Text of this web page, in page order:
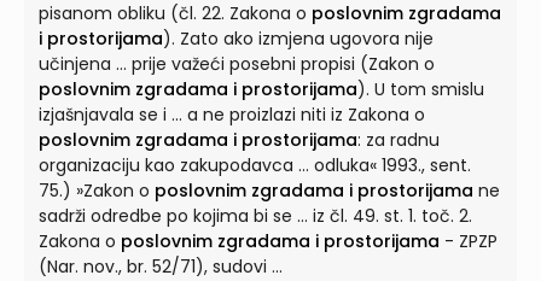
pisanom obliku (čl. 22. Zakona o poslovnim zgradama
i prostorijama). Zato ako izmjena ugovora nije
učinjena ... prije važeći posebni propisi (Zakon o
poslovnim zgradama i prostorijama). U tom smislu
izjašnjavala se i ... a ne proizlazi niti iz Zakona o
poslovnim zgradama i prostorijama: za radnu
organizaciju kao zakupodavca ... odluka« 1993., sent.
75.) »Zakon o poslovnim zgradama i prostorijama ne
sadrži odredbe po kojima bi se ... iz čl. 49. st. 1. toč. 2.
Zakona o poslovnim zgradama i prostorijama - ZPZP
(Nar. nov., br. 52/71), sudovi ...